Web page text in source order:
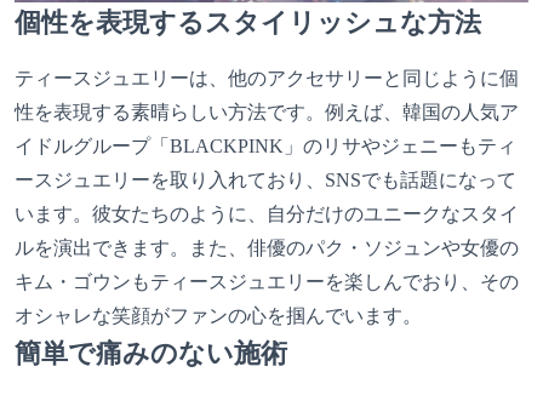
個性を表現するスタイリッシュな方法
ティースジュエリーは、他のアクセサリーと同じように個
性を表現する素晴らしい方法です。例えば、韓国の人気ア
イドルグループ「BLACKPINK」のリサやジェニーもティ
ースジュエリーを取り入れており、SNSでも話題になって
います。彼女たちのように、自分だけのユニークなスタイ
ルを演出できます。また、俳優のパク・ソジュンや女優の
キム・ゴウンもティースジュエリーを楽しんでおり、その
オシャレな笑顔がファンの心を掴んでいます。
簡単で痛みのない施術